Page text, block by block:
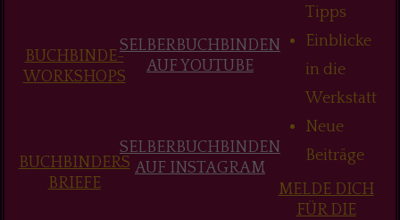
BUCHBINDE-
WORKSHOPS
BUCHBINDERS
BRIEFE
SELBERBUCHBINDEN
AUF YOUTUBE
SELBERBUCHBINDEN
AUF INSTAGRAM
Tipps
Einblicke
in die
Werkstatt
Neue
Beiträge
MELDE DICH
FÜR DIE